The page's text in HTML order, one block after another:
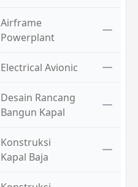
Airframe
Powerplant
Electrical Avionic
Desain Rancang
Bangun Kapal
Konstruksi
Kapal Baja